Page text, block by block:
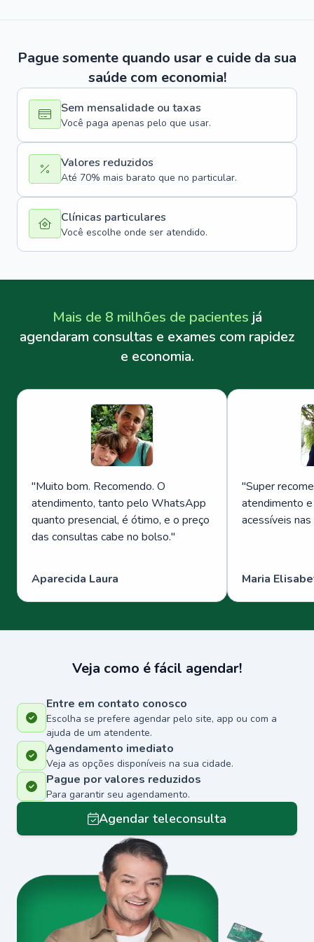
Pague somente quando usar e cuide da sua
saúde com economia!
Sem mensalidade ou taxas
Você paga apenas pelo que usar.
Valores reduzidos
Até 70% mais barato que no particular.
Clínicas particulares
Você escolhe onde ser atendido.
Mais de 8 milhões de pacientes já
agendaram consultas e exames com rapidez
e economia.
"Muito bom. Recomendo. O
atendimento, tanto pelo WhatsApp
quanto presencial, é ótimo, e o preço
das consultas cabe no bolso."
Aparecida Laura
"Super
atendimento
acessíveis
Maria
Veja como é fácil agendar!
Entre em contato conosco
Escolha se prefere agendar pelo site, app ou com a
ajuda de um atendente.
Agendamento imediato
Veja as opções disponíveis na sua cidade.
Pague por valores reduzidos
Para garantir seu agendamento.
Agendar teleconsulta